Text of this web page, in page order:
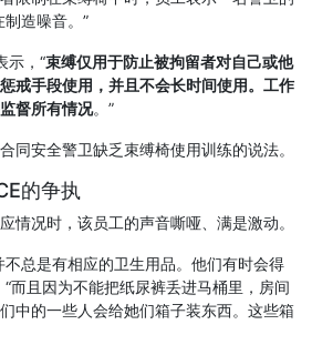
制造噪音。”
示，“束缚仅用于防止被拘留者对自己或他
戒手段使用，并且不会长时间使用。工作
督所有情况。”
同安全警卫缺乏束缚椅使用训练的说法。
的争执
情况时，该员工的声音嘶哑、满是激动。
不总是有相应的卫生用品。他们有时会得
而且因为不能把纸尿裤丢进马桶里，房间
中的一些人会给她们箱子装东西。这些箱